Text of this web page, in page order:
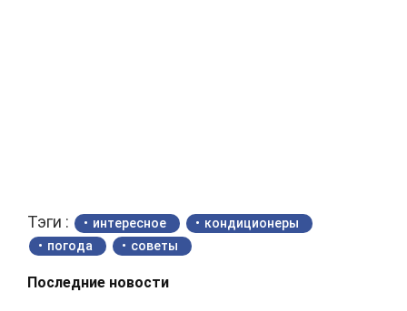
Тэги : интересное
кондиционеры
погода
советы
Последние новости